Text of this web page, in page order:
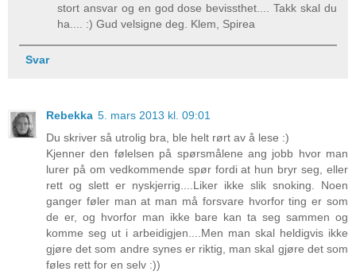
stort ansvar og en god dose bevissthet.... Takk skal du
ha.... :) Gud velsigne deg. Klem, Spirea
Svar
Rebekka 5. mars 2013 kl. 09:01
Du skriver så utrolig bra, ble helt rørt av å lese :)
Kjenner den følelsen på spørsmålene ang jobb hvor man
lurer på om vedkommende spør fordi at hun bryr seg, eller
rett og slett er nyskjerrig....Liker ikke slik snoking. Noen
ganger føler man at man må forsvare hvorfor ting er som
de er, og hvorfor man ikke bare kan ta seg sammen og
komme seg ut i arbeidigjen....Men man skal heldigvis ikke
gjøre det som andre synes er riktig, man skal gjøre det som
føles rett for en selv :))